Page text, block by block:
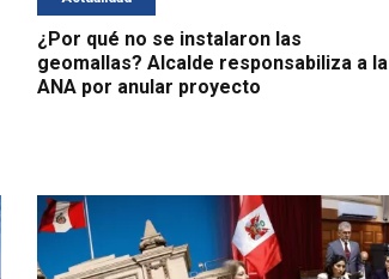
¿Por qué no se instalaron las
geomallas? Alcalde responsabiliza a la
ANA por anular proyecto